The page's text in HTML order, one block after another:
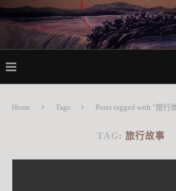
Home Tags Posts tagged with "旅行
TAG: 旅行故事